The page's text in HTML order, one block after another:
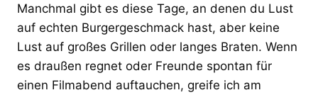
Manchmal gibt es diese Tage, an denen du Lust
auf echten Burgergeschmack hast, aber keine
Lust auf großes Grillen oder langes Braten. Wenn
es draußen regnet oder Freunde spontan für
einen Filmabend auftauchen, greife ich am